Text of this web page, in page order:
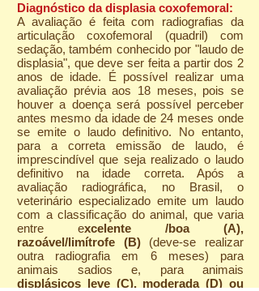
Diagnóstico da displasia coxofemoral:
A avaliação é feita com radiografias da
articulação coxofemoral (quadril) com
sedação, também conhecido por "laudo de
displasia", que deve ser feita a partir dos 2
anos de idade. É possível realizar uma
avaliação prévia aos 18 meses, pois se
houver a doença será possível perceber
antes mesmo da idade de 24 meses onde
se emite o laudo definitivo. No entanto,
para a correta emissão de laudo, é
imprescindível que seja realizado o laudo
definitivo na idade correta. Após a
avaliação radiográfica, no Brasil, o
veterinário especializado emite um laudo
com a classificação do animal, que varia
entre excelente /boa (A),
razoável/limítrofe (B) (deve-se realizar
outra radiografia em 6 meses) para
animais sadios e, para animais
displásicos leve (C), moderada (D) ou